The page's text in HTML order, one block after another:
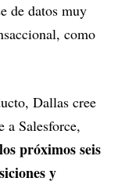
de datos muy
como
Dallas cree
a Salesforce,
próximos seis
y